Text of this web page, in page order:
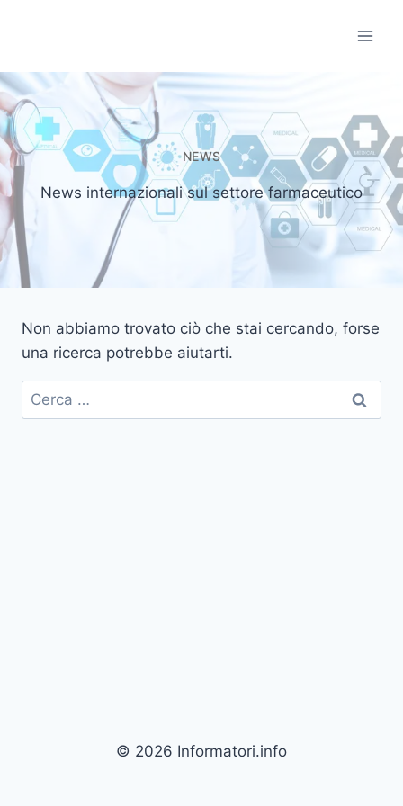
Informatori
NEWS
News internazionali sul settore farmaceutico
Non abbiamo trovato ciò che stai cercando, forse
una ricerca potrebbe aiutarti.
Ricerca
per:
© 2026 Informatori.info